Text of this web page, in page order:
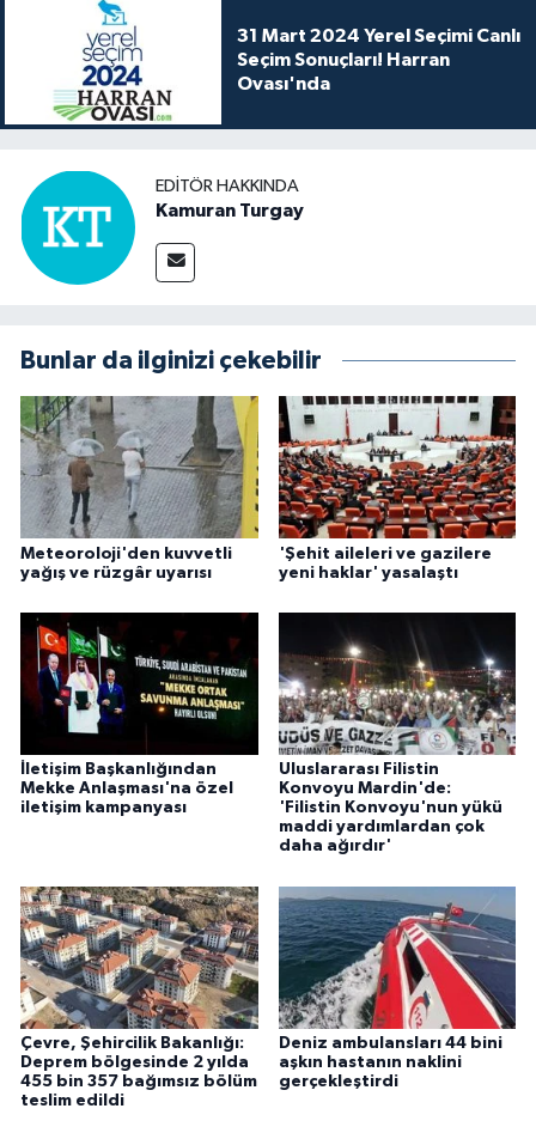
31 Mart 2024 Yerel Seçimi Canlı
Seçim Sonuçları! Harran
Ovası'nda
EDITÖR HAKKINDA
Kamuran Turgay
Bunlar da ilginizi çekebilir
Meteoroloji'den kuvvetli
yağış ve rüzgâr uyarısı
'Şehit aileleri ve gazilere
yeni haklar' yasalaştı
İletişim Başkanlığından
Mekke Anlaşması'na özel
iletişim kampanyası
Uluslararası Filistin
Konvoyu Mardin'de:
'Filistin Konvoyu'nun yükü
maddi yardımlardan çok
daha ağırdır'
Çevre, Şehircilik Bakanlığı:
Deprem bölgesinde 2 yılda
455 bin 357 bağımsız bölüm
teslim edildi
Deniz ambulansları 44 bini
aşkın hastanın naklini
gerçekleştirdi